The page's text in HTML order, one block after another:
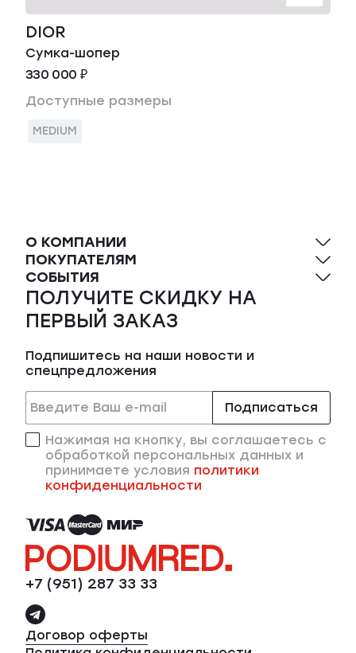
DIOR
Сумка-шопер
330 000 ₽
Доступные размеры
MEDIUM
+7 (951) 287 33 33
Договор оферты
О КОМПАНИИ
ПОКУПАТЕЛЯМ
СОБЫТИЯ
ПОЛУЧИТЕ СКИДКУ НА
ПЕРВЫЙ ЗАКАЗ
Подпишитесь на наши новости и
спецпредложения
Подписаться
Нажимая на кнопку, вы соглашаетесь с
обработкой персональных данных и
принимаете условия политики
конфиденциальности